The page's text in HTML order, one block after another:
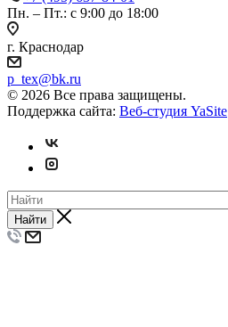
Пн. – Пт.: с 9:00 до 18:00
г. Краснодар
p_tex@bk.ru
© 2026 Все права защищены.
Поддержка сайта: Веб-студия YaSite
Найти